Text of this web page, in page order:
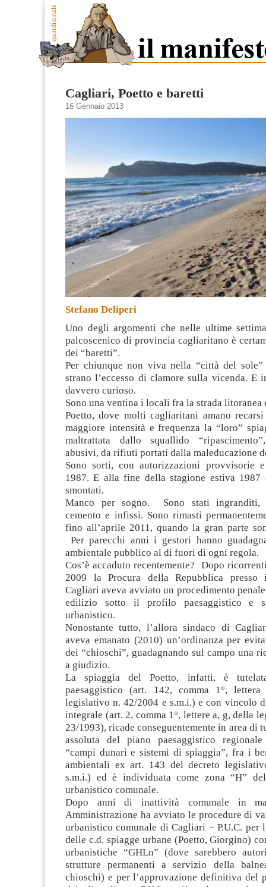
Cagliari, Poetto e baretti
16 Gennaio 2013
Stefano Deliperi
Uno degli argomenti che nelle ultime
palcoscenico di provincia cagliaritano è
dei “baretti”.
Per chiunque non viva nella “città del sole”
strano l’eccesso di clamore sulla vicenda. E
davvero curioso.
Sono una ventina i locali fra la strada litoranea
Poetto, dove molti cagliaritani amano
maggiore intensità e frequenza la “loro”
maltrattata dallo squallido
abusivi, da rifiuti portati dalla maleducazione
Sono sorti, con autorizzazioni provvisorie
1987. E alla fine della stagione estiva 1987
smontati.
Manco per sogno. Sono stati ingranditi,
cemento e infissi. Sono rimasti
fino all’aprile 2011, quando la gran parte
Per parecchi anni i gestori hanno
ambientale pubblico al di fuori di ogni regola.
Cos’è accaduto recentemente? Dopo
2009 la Procura della Repubblica
Cagliari aveva avviato un procedimento
edilizio sotto il profilo paesaggistico e
urbanistico.
Nonostante tutto, l’allora sindaco di
aveva emanato (2010) un’ordinanza per
dei “chioschi”, guadagnando sul campo una
a giudizio.
La spiaggia del Poetto, infatti, è
paesaggistico (art. 142, comma 1°,
legislativo n. 42/2004 e s.m.i.) e con vincolo
integrale (art. 2, comma 1°, lettere a, g, della
23/1993), ricade conseguentemente in area di
assoluta del piano paesaggistico
“campi dunari e sistemi di spiaggia”, fra i
ambientali ex art. 143 del decreto
s.m.i.) ed è individuata come zona “H”
urbanistico comunale.
Dopo anni di inattività comunale in
Amministrazione ha avviato le procedure di
urbanistico comunale di Cagliari – P.U.C. per
delle c.d. spiagge urbane (Poetto, Giorgino)
urbanistiche “GHLn” (dove sarebbero
strutture permanenti a servizio della
chioschi) e per l’approvazione definitiva del